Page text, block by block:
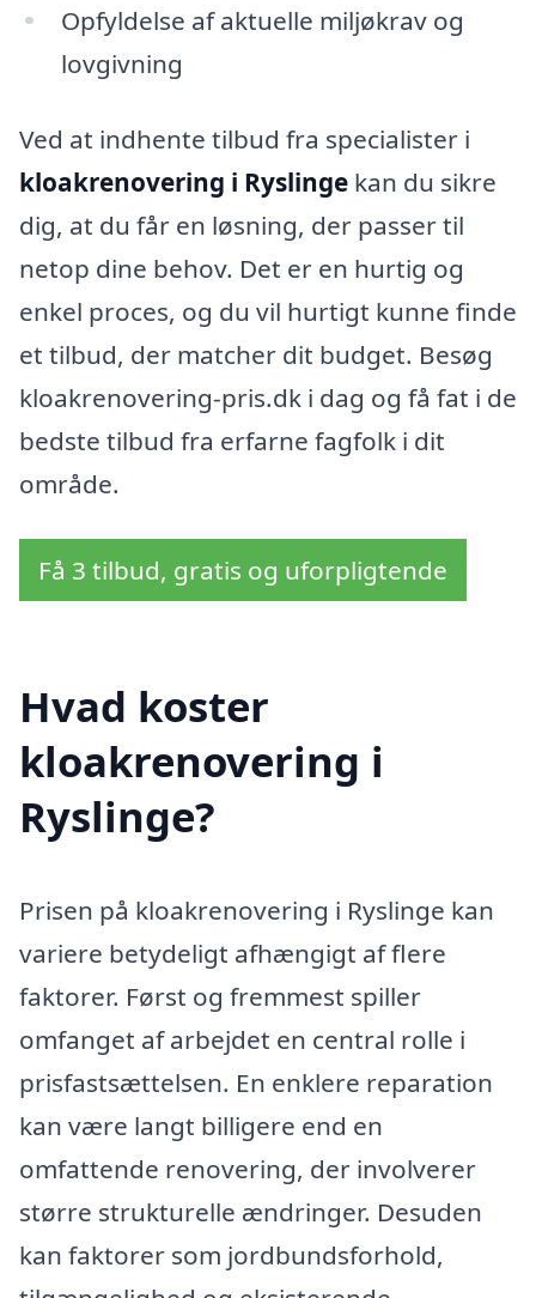
Opfyldelse af aktuelle miljøkrav og
lovgivning
Ved at indhente tilbud fra specialister i
kloakrenovering i Ryslinge kan du sikre
dig, at du får en løsning, der passer til
netop dine behov. Det er en hurtig og
enkel proces, og du vil hurtigt kunne finde
et tilbud, der matcher dit budget. Besøg
kloakrenovering-pris.dk i dag og få fat i de
bedste tilbud fra erfarne fagfolk i dit
område.
Få 3 tilbud, gratis og uforpligtende
Hvad koster
kloakrenovering i
Ryslinge?
Prisen på kloakrenovering i Ryslinge kan
variere betydeligt afhængigt af flere
faktorer. Først og fremmest spiller
omfanget af arbejdet en central rolle i
prisfastsættelsen. En enklere reparation
kan være langt billigere end en
omfattende renovering, der involverer
større strukturelle ændringer. Desuden
kan faktorer som jordbundsforhold,